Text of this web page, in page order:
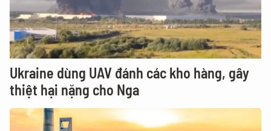
Ukraine dùng UAV đánh các kho hàng, gây
thiệt hại nặng cho Nga